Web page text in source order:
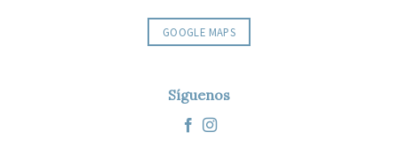
GOOGLE MAPS
Síguenos